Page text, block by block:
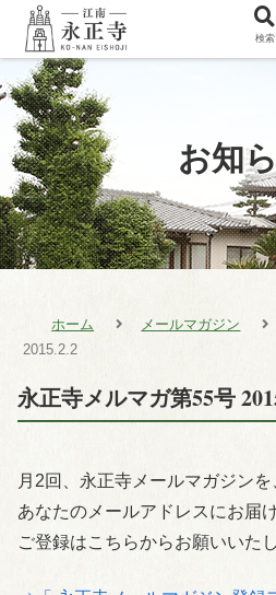
お知
ホーム メールマガジン
2015.2.2
永正寺メルマガ第55号
月2回、永正寺メールマガジンを
あなたのメールアドレスにお届
ご登録はこちらからお願いいた
メニュー項目 検索